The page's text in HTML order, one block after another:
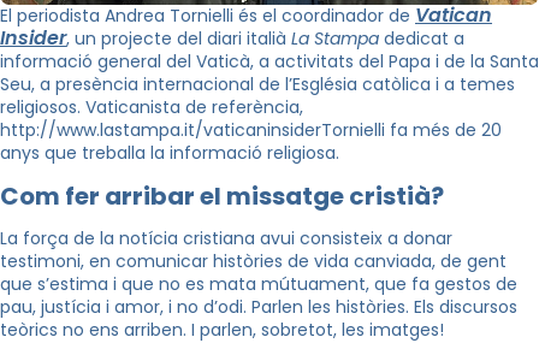
El periodista Andrea Tornielli és el coordinador de Vatican
Insider, un projecte del diari italià La Stampa dedicat a
informació general del Vaticà, a activitats del Papa i de la Santa
Seu, a presència internacional de l’Església catòlica i a temes
religiosos. Vaticanista de referència,
http://www.lastampa.it/vaticaninsiderTornielli fa més de 20
anys que treballa la informació religiosa.
Com fer arribar el missatge cristià?
La força de la notícia cristiana avui consisteix a donar
testimoni, en comunicar històries de vida canviada, de gent
que s’estima i que no es mata mútuament, que fa gestos de
pau, justícia i amor, i no d’odi. Parlen les històries. Els discursos
teòrics no ens arriben. I parlen, sobretot, les imatges!